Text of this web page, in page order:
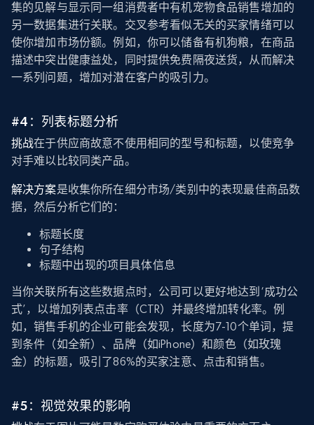
集的见解与显示同一组消费者中有机宠物食品销售增加的
另一数据集进行关联。交叉参考看似无关的买家情绪可以
使你增加市场份额。例如，你可以储备有机狗粮，在商品
描述中突出健康益处，同时提供免费隔夜送货，从而解决
一系列问题，增加对潜在客户的吸引力。
#4：列表标题分析
挑战在于供应商故意不使用相同的型号和标题，以使竞争
对手难以比较同类产品。
解决方案是收集你所在细分市场/类别中的表现最佳商品数
据，然后分析它们的：
标题长度
句子结构
标题中出现的项目具体信息
当你关联所有这些数据点时，公司可以更好地达到‘成功公
式’，以增加列表点击率（CTR）并最终增加转化率。例
如，销售手机的企业可能会发现，长度为7-10个单词，提
到条件（如全新）、品牌（如iPhone）和颜色（如玫瑰
金）的标题，吸引了86%的买家注意、点击和销售。
#5：视觉效果的影响